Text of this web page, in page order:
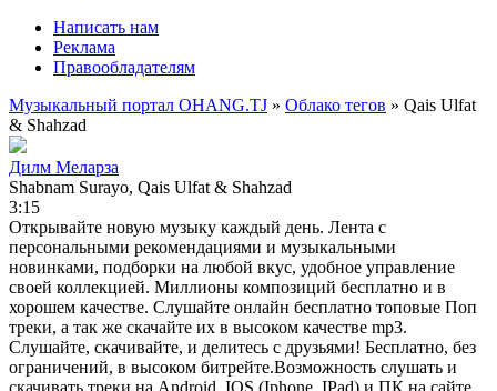
Написать нам
Реклама
Правообладателям
Музыкальный портал OHANG.TJ » Облако тегов » Qais Ulfat
& Shahzad
Дилм Меларза
Shabnam Surayo, Qais Ulfat & Shahzad
3:15
Открывайте новую музыку каждый день. Лента с
персональными рекомендациями и музыкальными
новинками, подборки на любой вкус, удобное управление
своей коллекцией. Миллионы композиций бесплатно и в
хорошем качестве. Слушайте онлайн бесплатно топовые Поп
треки, а так же скачайте их в высоком качестве mp3.
Слушайте, скачивайте, и делитесь с друзьями! Бесплатно, без
ограничений, в высоком битрейте.Возможность слушать и
скачивать треки на Android, IOS (Iphone, IPad) и ПК на сайте